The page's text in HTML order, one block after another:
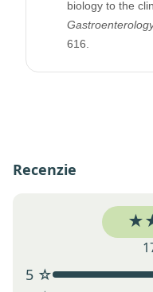
biology to the
616.
Recenzie
5 ☆